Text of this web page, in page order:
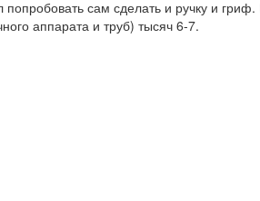
сам сделать и ручку и гриф.
аппарата и труб) тысяч 6-7.